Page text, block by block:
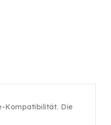
Kompatibilität. Die